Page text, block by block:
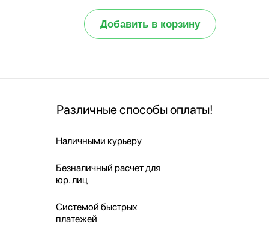
Добавить в корзину
Различные способы оплаты!
Наличными курьеру
Безналичный расчет для
юр. лиц
Системой быстрых
платежей